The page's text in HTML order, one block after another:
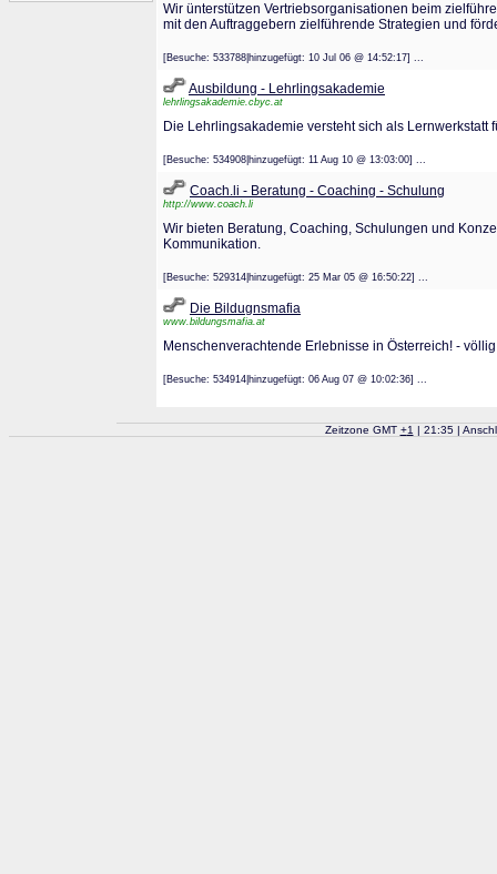
Wir ünterstützen Vertriebsorganisationen beim
mit den Auftraggebern zielführende Strategien und
[Besuche: 533788|hinzugefügt: 10 Jul 06 @ 14:52:17] ...
Ausbildung - Lehrlingsakademie
lehrlingsakademie.cbyc.at
Die Lehrlingsakademie versteht sich als
[Besuche: 534908|hinzugefügt: 11 Aug 10 @ 13:03:00] ...
Coach.li - Beratung - Coaching - Schulung
http://www.coach.li
Wir bieten Beratung, Coaching, Schulungen und
Kommunikation.
[Besuche: 529314|hinzugefügt: 25 Mar 05 @ 16:50:22] ...
Die Bildugnsmafia
www.bildungsmafia.at
Menschenverachtende Erlebnisse in Österreich! -
[Besuche: 534914|hinzugefügt: 06 Aug 07 @ 10:02:36] ...
Zeitzone GMT +1 | 21:35 |